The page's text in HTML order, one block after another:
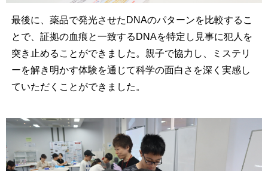
最後に、薬品で発光させたDNAのパターンを比較するこ
とで、証拠の血痕と一致するDNAを特定し見事に犯人を
突き止めることができました。親子で協力し、ミステリ
ーを解き明かす体験を通じて科学の面白さを深く実感し
ていただくことができました。